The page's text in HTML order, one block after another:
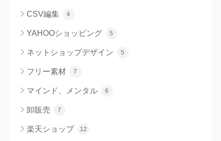
CSV編集 4
YAHOOショッピング 5
ネットショップデザイン 5
フリー素材 7
マインド、メンタル 6
卸販売 7
楽天ショップ 12